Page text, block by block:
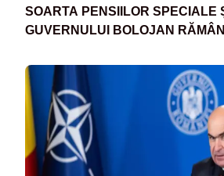
SOARTA PENSIILOR SPECIALE
GUVERNULUI BOLOJAN